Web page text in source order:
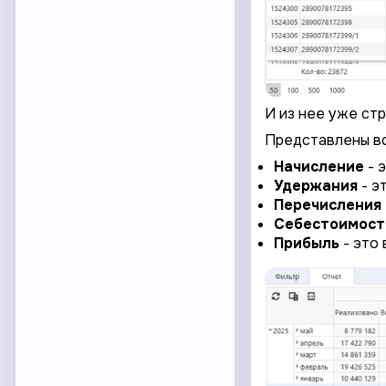
И из нее уже
Представлены
Начисление -
Удержания -
Перечисления
Прибыль - это